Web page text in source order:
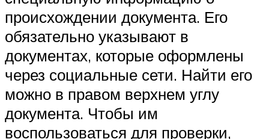
происхождении документа. Его
обязательно указывают в
документах, которые оформлены
через социальные сети. Найти его
можно в правом верхнем углу
документа. Чтобы им
воспользоваться для проверки,